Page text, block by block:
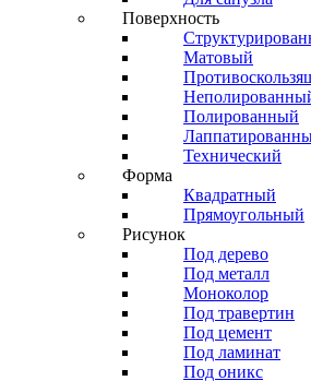
Поверхность
Матовый
Полированный
Технический
Форма
Квадратный
Прямоугольный
Рисунок
Под дерево
Под металл
Моноколор
Под травертин
Под цемент
Под ламинат
Под оникс